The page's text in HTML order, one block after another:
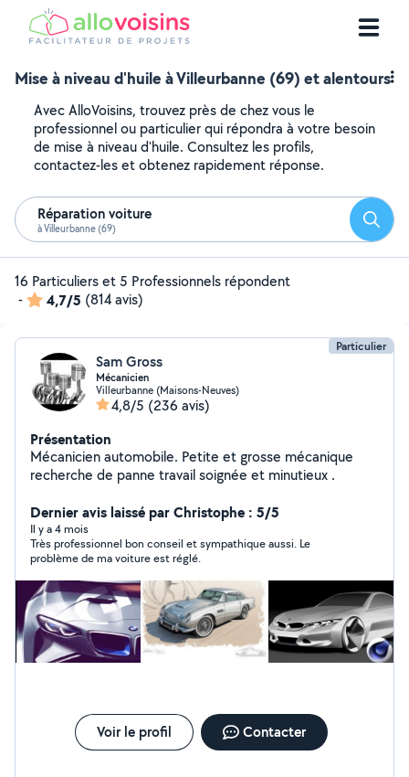
Mise à niveau d'huile à Villeurbanne (69) et alentours
Avec AlloVoisins, trouvez près de chez vous le
professionnel ou particulier qui répondra à votre besoin
de mise à niveau d'huile. Consultez les profils,
contactez-les et obtenez rapidement réponse.
Réparation voiture
à Villeurbanne (69)
16 Particuliers et 5 Professionnels répondent
-
4,7/5 (814 avis)
Particulier
Sam Gross
Mécanicien
Villeurbanne (Maisons-Neuves)
4,8/5 (236 avis)
Présentation
Mécanicien automobile. Petite et grosse mécanique
recherche de panne travail soignée et minutieux .
Dernier avis laissé par Christophe : 5/5
Il y a 4 mois
Très professionnel bon conseil et sympathique aussi. Le
problème de ma voiture est réglé.
Voir le profil Contacter